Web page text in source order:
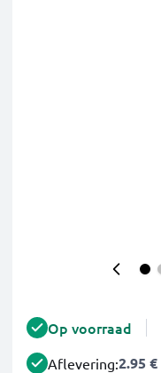
Op voorraad
Aflevering:2.95 €